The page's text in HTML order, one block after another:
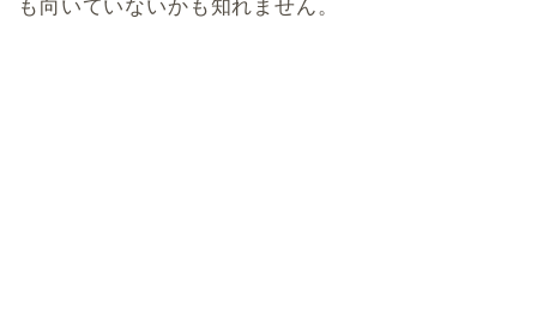
も向いていないかも知れません。